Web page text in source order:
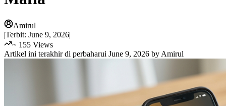
Amirul
|Terbit: June 9, 2026|
~ 155 Views
Artikel ini terakhir di perbaharui June 9, 2026 by Amirul